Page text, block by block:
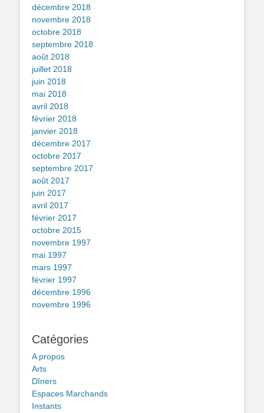
décembre 2018
novembre 2018
octobre 2018
septembre 2018
août 2018
juillet 2018
juin 2018
mai 2018
avril 2018
février 2018
janvier 2018
décembre 2017
octobre 2017
septembre 2017
août 2017
juin 2017
avril 2017
février 2017
octobre 2015
novembre 1997
mai 1997
mars 1997
février 1997
décembre 1996
novembre 1996
Catégories
A propos
Arts
Dîners
Espaces Marchands
Instants